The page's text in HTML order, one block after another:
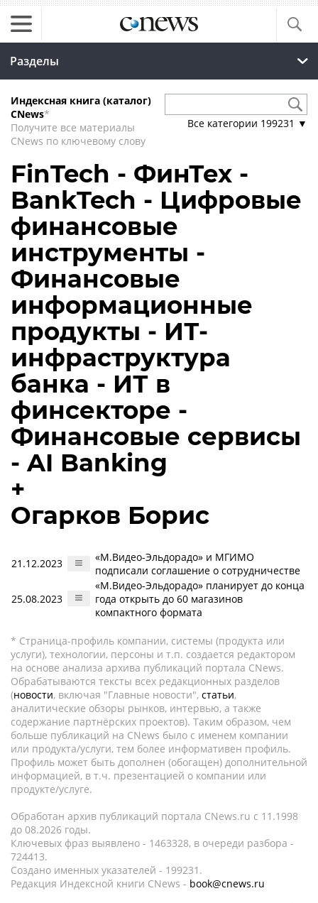
Разделы
Индексная книга (каталог)
CNews*
Получите все материалы
CNews по ключевому слову
Все категории 199231 ▼
FinTech - ФинТех -
BankTech - Цифровые
финансовые
инструменты -
Финансовые
информационные
продукты - ИТ-
инфраструктура
банка - ИТ в
финсекторе -
Финансовые сервисы
- AI Banking
+
Огарков Борис
21.12.2023
«М.Видео-Эльдорадо» и МГИМО
подписали соглашение о сотрудничестве
25.08.2023
«М.Видео-Эльдорадо» планирует до конца
года открыть до 60 магазинов
компактного формата
* Страница-профиль компании, системы (продукта или
услуги), технологии, персоны и т.п. создается редактором
на основе анализа архива публикаций портала CNews.
Обрабатываются тексты всех редакционных разделов
(новости, включая "Главные новости", статьи,
аналитические обзоры рынков, интервью, а также
содержание партнёрских проектов). Таким образом, чем
больше публикаций на CNews было с именем компании
или продукта/услуги, тем более информативен профиль.
Профиль может быть дополнен (обогащен) дополнительной
информацией, в т.ч. презентацией о компании или
продукте/услуге.
Обработан архив публикаций портала CNews.ru c 11.1998
до 08.2026 годы.
Ключевых фраз выявлено - 1463328, в очереди разбора -
724413.
Создано именных указателей - 199231.
Редакция Индексной книги CNews - book@cnews.ru